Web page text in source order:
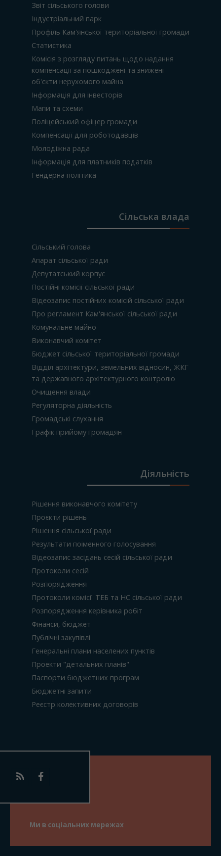
Звіт сільського голови
Індустріальний парк
Профіль Кам'янської територіальної громади
Статистика
Комісія з розгляду питань щодо надання
компенсації за пошкоджені та знижені
об'єкти нерухомого майна
Інформація для інвесторів
Мапи та схеми
Поліцейський офіцер громади
Компенсації для роботодавців
Молодіжна рада
Інформація для платників податків
Гендерна політика
Сільська влада
Сільський голова
Апарат сільської ради
Депутатський корпус
Постійні комісії сільської ради
Відеозапис постійних комісій сільської ради
Про регламент Кам'янської сільської ради
Комунальне майно
Виконавчий комітет
Бюджет сільської територіальної громади
Відділ архітектури, земельних відносин, ЖКГ
та державного архітектурного контролю
Очищення влади
Регуляторна діяльність
Громадські слухання
Графік прийому громадян
Діяльність
Рішення виконавчого комітету
Проєкти рішень
Рішення сільської ради
Результати поіменного голосування
Відеозапис засідань сесій сільської ради
Протоколи сесій
Розпорядження
Протоколи комісії ТЕБ та НС сільської ради
Розпорядження керівника робіт
Фінанси, бюджет
Публічні закупівлі
Генеральні плани населених пунктів
Проекти "детальних планів"
Паспорти бюджетних програм
Бюджетні запити
Реєстр колективних договорів
Ми в соціальних мережах